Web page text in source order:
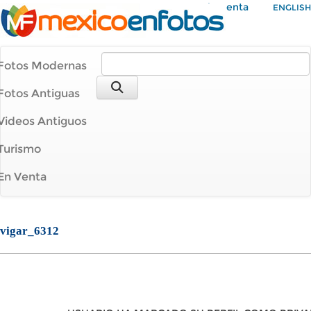
Mi Cuenta ENGLISH
Modernas
Antiguas
Antiguos
Venta
vigar_6312